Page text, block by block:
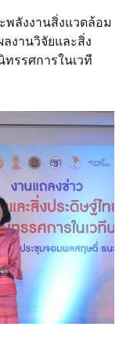
ลังงานสิ่งแวดล้อม
งานวิจัยและสิ่ง
รรศการในเวที